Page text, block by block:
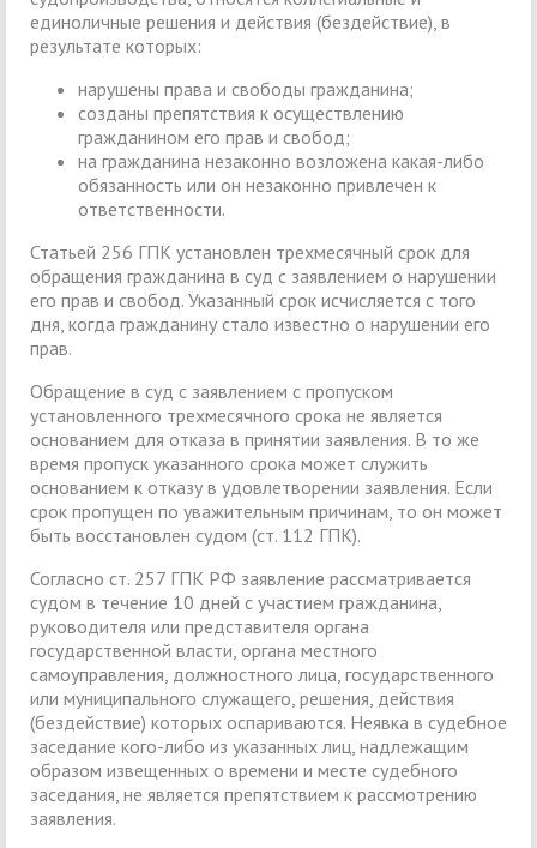
единоличные решения и действия (бездействие), в
результате которых:
нарушены права и свободы гражданина;
созданы препятствия к осуществлению
гражданином его прав и свобод;
на гражданина незаконно возложена какая-либо
обязанность или он незаконно привлечен к
ответственности.
Статьей 256 ГПК установлен трехмесячный срок для
обращения гражданина в суд с заявлением о нарушении
его прав и свобод. Указанный срок исчисляется с того
дня, когда гражданину стало известно о нарушении его
прав.
Обращение в суд с заявлением с пропуском
установленного трехмесячного срока не является
основанием для отказа в принятии заявления. В то же
время пропуск указанного срока может служить
основанием к отказу в удовлетворении заявления. Если
срок пропущен по уважительным причинам, то он может
быть восстановлен судом (ст. 112 ГПК).
Согласно ст. 257 ГПК РФ заявление рассматривается
судом в течение 10 дней с участием гражданина,
руководителя или представителя органа
государственной власти, органа местного
самоуправления, должностного лица, государственного
или муниципального служащего, решения, действия
(бездействие) которых оспариваются. Неявка в судебное
заседание кого-либо из указанных лиц, надлежащим
образом извещенных о времени и месте судебного
заседания, не является препятствием к рассмотрению
заявления.